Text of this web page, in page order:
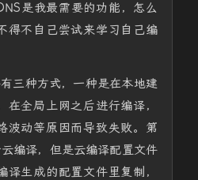
是我最需要的功能，怎么
得不自己尝试来学习自己编
三种方式，一种是在本地建
在全局上网之后进行编译，
波动等原因而导致失败。第
编译，但是云编译配置文件
生成的配置文件里复制，